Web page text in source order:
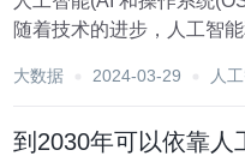
随着技术的进步，人工智
共生关系，研究人工智能
大数据 2024-03-29 人
到2030年可以依靠人